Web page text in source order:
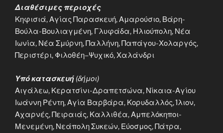
Διαθέσιμες περιοχές
Κηφισιά, Αγίας Παρασκευή, Αμαρούσιο, Βάρη-
Βούλα-Βουλιαγμένη, Γλυφάδα, Ηλιούπολη, Νέα
Ιωνία, Νέα Σμύρνη, Παλλήνη, Παπάγου-Χολαργός,
Περιστέρι, Φιλοθέη–Ψυχικό, Χαλάνδρι
Υπό κατασκευή (δήμοι)
Αιγάλεω, Κερατσίνι-Δραπετσώνα, Νίκαια-Αγίου
Ιωάννη Ρέντη, Αγία Βαρβάρα, Κορυδαλλός, Ίλιον,
Αχαρνές, Πειραιάς, Καλλιθέα, Αμπελόκηποι-
Μενεμένη, Νεάπολη Συκεών, Εύοσμος, Πάτρα,